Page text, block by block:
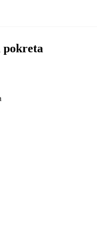
pokreta